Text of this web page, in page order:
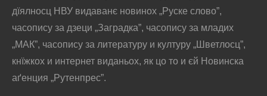
дїялносц НВУ видаванє новинох „Руске слово”,
часопису за дзеци „Заградка”, часопису за младих
„МАК”, часопису за литературу и културу „Шветлосц”,
кнїжкох и интернет виданьох, як цо то и єй Новинска
аґенция „Рутенпрес”.